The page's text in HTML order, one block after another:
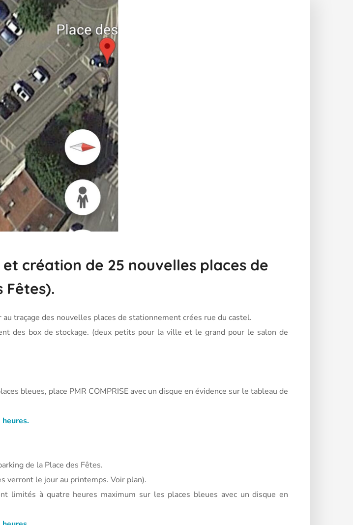
création de 25 nouvelles places de
Fêtes).
traçage des nouvelles places de stationnement crées rue du castel.
des box de stockage. (deux petits pour la ville et le grand pour le salon de
bleues, place PMR COMPRISE avec un disque en évidence sur le tableau de
de la Place des Fêtes.
verront le jour au printemps. Voir plan).
limités à quatre heures maximum sur les places bleues avec un disque en